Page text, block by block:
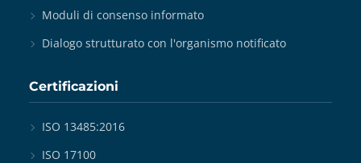
Moduli di consenso informato
Dialogo strutturato con l'organismo notificato
Certificazioni
ISO 13485:2016
ISO 17100